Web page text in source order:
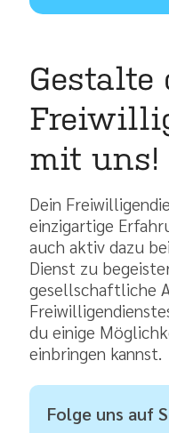
Gestalte
mit uns!
Dein
einzigartige
auch aktiv dazu
Dienst zu
gesellschaftliche
du einige
einbringen kannst.
Folge uns auf